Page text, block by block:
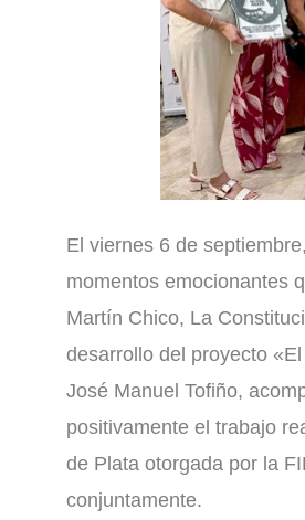
El viernes 6 de
momentos emocionantes
Martín Chico, La
desarrollo del proyecto
José Manuel Tofiño,
positivamente el trabajo
de Plata otorgada por la
conjuntamente.